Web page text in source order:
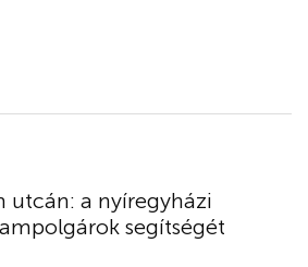
utcán: a nyíregyházi
segítségét